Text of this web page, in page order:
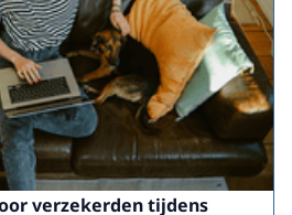
verzekerden tijdens